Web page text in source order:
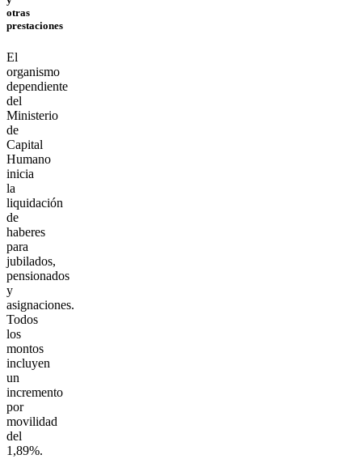
otras
prestaciones
El
organismo
dependiente
del
Ministerio
de
Capital
Humano
inicia
la
liquidación
de
haberes
para
jubilados,
pensionados
y
asignaciones.
Todos
los
montos
incluyen
un
incremento
por
movilidad
del
1,89%.